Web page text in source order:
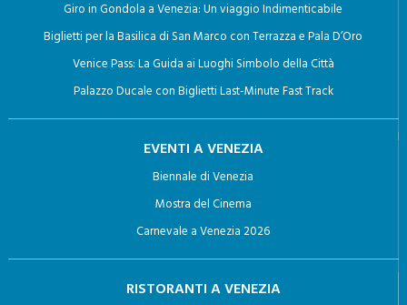
Giro in Gondola a Venezia: Un viaggio Indimenticabile
Biglietti per la Basilica di San Marco con Terrazza e Pala D’Oro
Venice Pass: La Guida ai Luoghi Simbolo della Città
Palazzo Ducale con Biglietti Last-Minute Fast Track
EVENTI A VENEZIA
Biennale di Venezia
Mostra del Cinema
Carnevale a Venezia 2026
RISTORANTI A VENEZIA